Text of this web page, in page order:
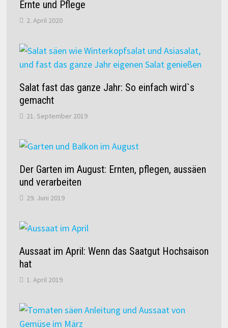
Ernte und Pflege
2. April 2020
Salat fast das ganze Jahr: So einfach wird`s
gemacht
21. September 2019
Der Garten im August: Ernten, pflegen, aussäen
und verarbeiten
29. Juni 2019
Aussaat im April: Wenn das Saatgut Hochsaison
hat
1. April 2019